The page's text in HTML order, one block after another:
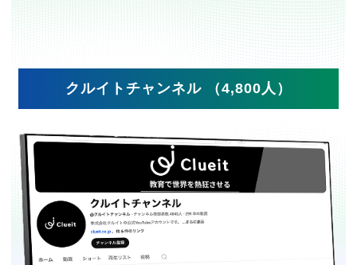
クルイトチャンネル （4,800人）